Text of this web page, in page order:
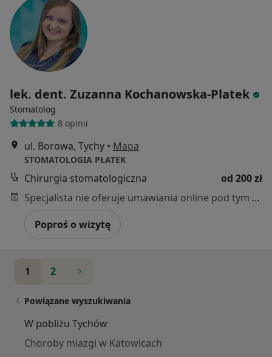
lek. dent. Zuzanna Kochanowska-Platek
Stomatolog
8 opinii
ul. Borowa, Tychy • Mapa
STOMATOLOGIA PŁATEK
Chirurgia stomatologiczna
od 200 zł
Specjalista nie oferuje umawiania online pod tym adresem.
Poproś o wizytę
1 2
Powiązane wyszukiwania
W pobliżu Tychów
Choroby miazgi w Katowicach